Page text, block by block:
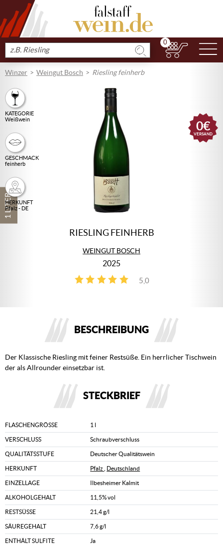
Produkt
suchen
0
Winzer Weingut Bosch Riesling feinherb
1 LITER
0€
VERSAND
KATEGORIE
Weißwein
GESCHMACK
feinherb
HERKUNFT
Pfalz - DE
RIESLING FEINHERB
WEINGUT BOSCH
2025
5,0
1
BESCHREIBUNG
Der Klassische Riesling mit feiner Restsüße. Ein herrlicher Tischwein
der als Allrounder einsetzbar ist.
STECKBRIEF
FLASCHENGRÖSSE 1 l
VERSCHLUSS Schraubverschluss
QUALITÄTSSTUFE Deutscher Qualitätswein
HERKUNFT Pfalz Deutschland
EINZELLAGE Ilbesheimer Kalmit
ALKOHOLGEHALT 11,5% vol
RESTSÜSSE 21,4 g/l
SÄUREGEHALT 7,6 g/l
ENTHÄLT SULFITE Ja